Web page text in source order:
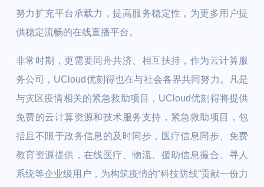
努力扩充平台承载力，提高服务稳定性，为更多用户提
供稳定流畅的在线直播平台。
非常时期，更需要同舟共济、相互扶持，作为云计算服
务公司，UCloud优刻得也在与社会各界共同努力。凡是
与灾区疫情相关的紧急救助项目，UCloud优刻得将提供
免费的云计算资源和技术服务支持，紧急救助项目，包
括且不限于政务信息的及时同步，医疗信息同步、免费
教育资源提供，在线医疗、物流、援助信息撮合、寻人
系统等企业级用户，为构筑疫情的“科技防线”贡献一份力